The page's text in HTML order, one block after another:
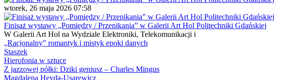
wtorek, 26 maja 2026 07:58
Finisaż wystawy „Pomiędzy / Przenikania” w Galerii Art Hol Politechniki Gdańskiej
W Galerii Art Hol na Wydziale Elektroniki, Telekomunikacji i
„Racjonalny” romantyk i mistyk epoki danych
Staszek
Hierofonia w sztuce
Z jazzowej półki: Dziki geniusz – Charles Mingus
Magdalena Heyda-Usarewicz